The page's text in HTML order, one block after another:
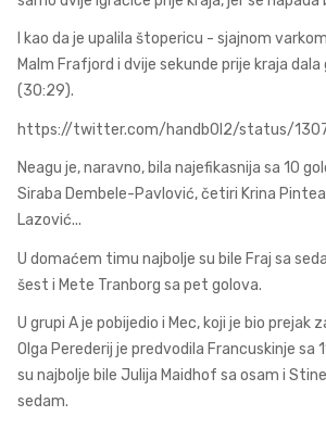
I kao da je upalila štopericu - sjajnom
Malm Frafjord i dvije sekunde prije kraja dala
(30:29).
https://twitter.com/handb0l2/status/
Neagu je, naravno, bila najefikasnija sa 10
Siraba Dembele-Pavlović, četiri Krina
Lazović...
U domaćem timu najbolje su bile Fraj sa
šest i Mete Tranborg sa pet golova.
U grupi A je pobijedio i Mec, koji je bio prejak
Olga Perederij je predvodila Francuskinje sa
su najbolje bile Julija Maidhof sa osam i
sedam.